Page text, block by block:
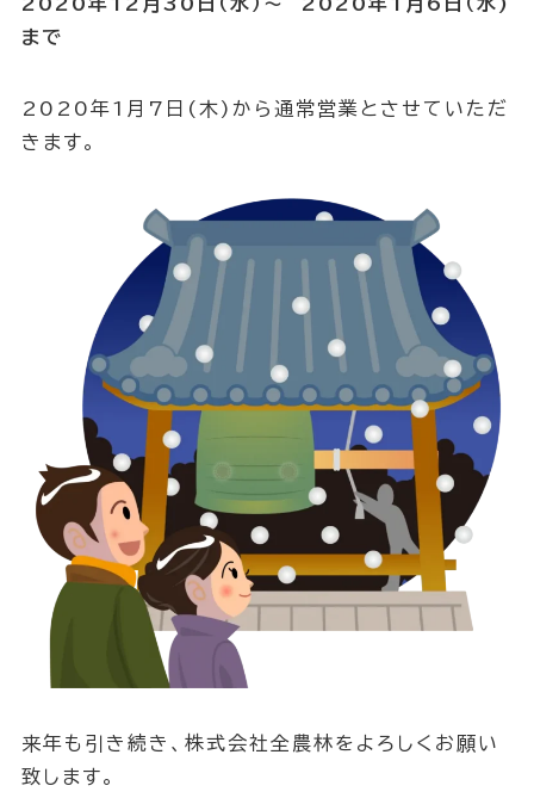
2020年12月30日（水）～ 2020年1月6日（水)
まで
2020年1月7日(木)から通常営業とさせていただ
きます。
来年も引き続き、株式会社全農林をよろしくお願い
致します。